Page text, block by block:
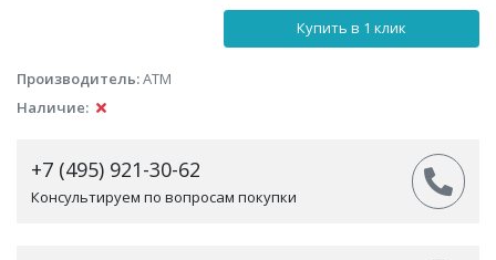
Купить в 1 клик
Производитель:АТМ
Наличие:
+7 (495) 921-30-62
Консультируем по вопросам покупки